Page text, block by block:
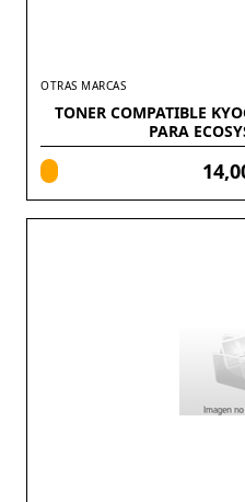
OTRAS MARCAS
TONER COMPATIBLE
PARA